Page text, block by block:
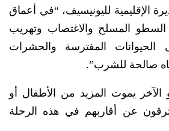
الإقليمية لليونيسيف، “في أعماق
السطو المسلح والاغتصاب وتهريب
الحيوانات المفترسة والحشرات
صالحة للشرب”.
الآخر يموت المزيد من الأطفال أو
عن أقاربهم في هذه الرحلة